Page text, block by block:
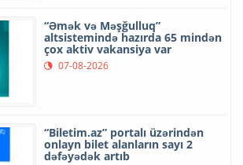
“Əmək və Məşğulluq”
altsistemində hazırda 65 mindən
çox aktiv vakansiya var
07-08-2026
“Biletim.az” portalı üzərindən
onlayn bilet alanların sayı 2
dəfəyədək artıb